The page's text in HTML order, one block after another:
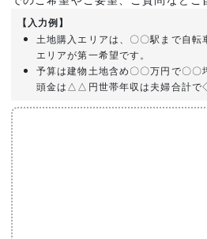
【入力例】
土地購入エリアは、〇〇駅まで自転
エリアが第一希望です。
予算は建物土地含め〇〇万円で〇〇
頭金は△△円世帯年収は夫婦合計で